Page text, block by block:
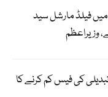
فیلڈ مارشل سید
وزیراعظم
کی فیس کم کرنے کا